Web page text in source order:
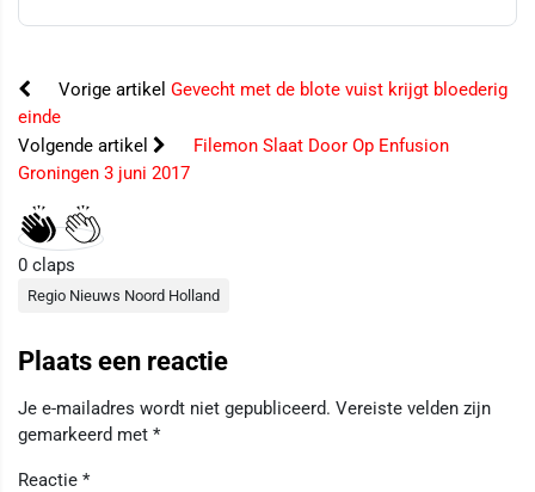
Vorige artikel Gevecht met de blote vuist krijgt bloederig
einde
Volgende artikel
Filemon Slaat Door Op Enfusion
Groningen 3 juni 2017
0 claps
Regio Nieuws Noord Holland
Plaats een reactie
Je e-mailadres wordt niet gepubliceerd. Vereiste velden zijn
gemarkeerd met *
Reactie *